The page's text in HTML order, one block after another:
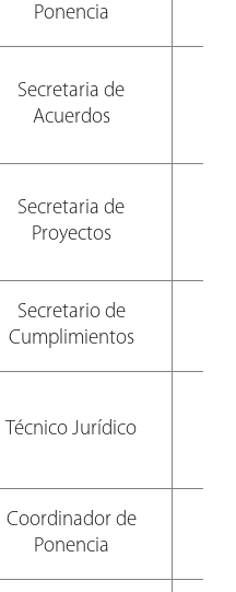
Ponencia
Secretaria de
Acuerdos
Secretaria de
Proyectos
Secretario de
Cumplimientos
Técnico Jurídico
Coordinador de
Ponencia